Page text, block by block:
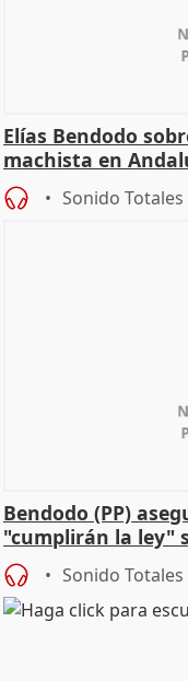
Elías Bendodo
machista en
Sonido Totales
Bendodo (PP)
"cumplirán la ley"
Sonido Totales